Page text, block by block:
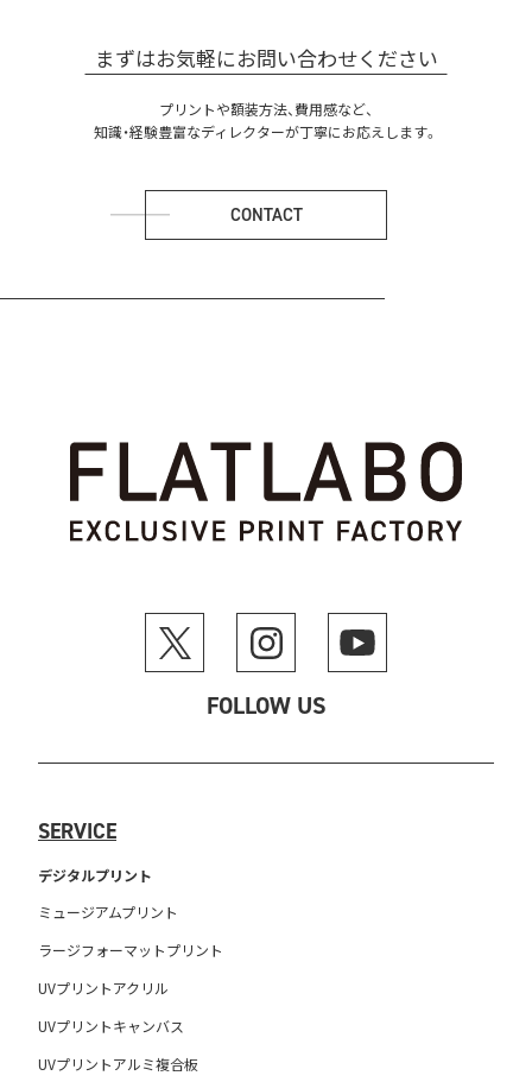
まずはお気軽にお問い合わせください
プリントや額装方法、費用感など、
知識・経験豊富なディレクターが丁寧にお応えします。
CONTACT
FOLLOW US
SERVICE
デジタルプリント
ミュージアムプリント
ラージフォーマットプリント
UVプリントアクリル
UVプリントキャンバス
UVプリントアルミ複合板